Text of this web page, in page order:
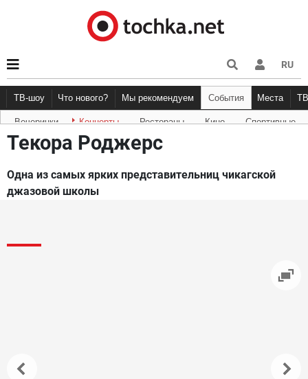
RU
ТВ-шоу Что нового?
Новости афиши Рецензии Куда пойти Точка
Мы рекомендуем События Места
Вечеринки Концерты Рестораны Кино Спортивные
Текора Роджерс
Одна из самых ярких представительниц чикагской
джазовой школы